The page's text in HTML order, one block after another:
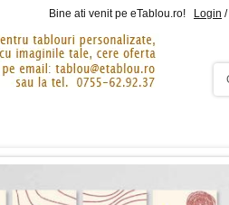
Bine ati venit pe eTablou.ro! Login /